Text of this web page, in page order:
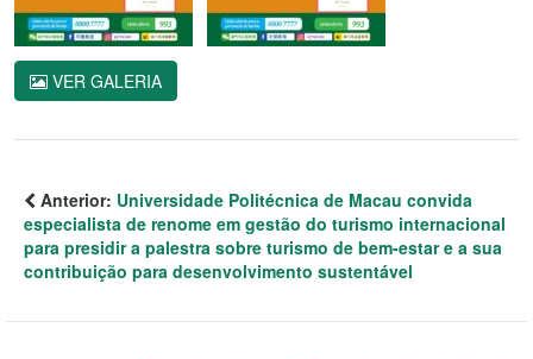
VER GALERIA
Anterior: Universidade Politécnica de Macau convida
especialista de renome em gestão do turismo internacional
para presidir a palestra sobre turismo de bem-estar e a sua
contribuição para desenvolvimento sustentável